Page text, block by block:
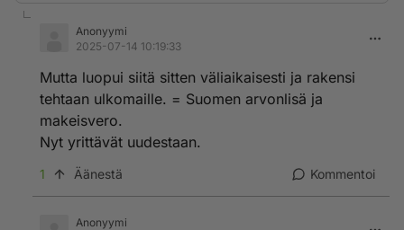
Anonyymi
2025-07-14 10:19:33
Mutta luopui siitä sitten väliaikaisesti ja rakensi
tehtaan ulkomaille. = Suomen arvonlisä ja
makeisvero.
Nyt yrittävät uudestaan.
1 Äänestä Kommentoi
Anonyymi